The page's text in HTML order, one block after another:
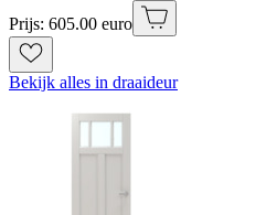
Prijs: 605.00 euro
Bekijk alles in draaideur